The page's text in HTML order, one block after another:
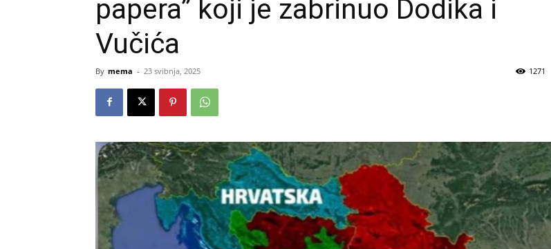
papera” koji je zabrinuo Dodika i
Vučića
By mema - 23 svibnja, 2025 1271